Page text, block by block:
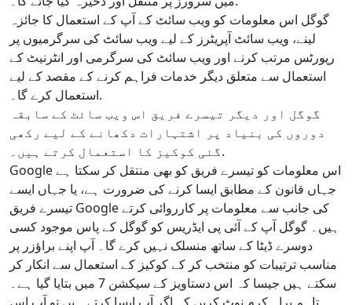
گوگل اس معلومات کو ویب سائٹ کے آپ کے استعمال کا جائزہ
لینے، ویب سائٹ آپریٹرز کے لیے ویب سائٹ کی سرگرمیوں پر
رپورٹس مرتب کرنے اور ویب سائٹ کی سرگرمی اور انٹرنیٹ کے
استعمال سے متعلق دیگر خدمات فراہم کرنے کے مقصد کے لیے
استعمال کرے گا۔.
گوگل اور دیگر تیسرے فریق اس ویب سائٹ کے سابقہ
دوروں کی بنیاد پر اشتہارات دکھانے کے لیے رکھی
گئی کوکیز کا استعمال کرتے ہیں۔.
Google اس معلومات کو تیسرے فریق کو بھی منتقل کر سکتا ہے
جہاں قانون کے مطابق ایسا کرنے کی ضرورت ہے، یا جہاں ایسے
تیسرے فریق Google کی جانب سے معلومات پر کارروائی کرتے
ہیں۔ گوگل آپ کے آئی پی ایڈریس کو گوگل کے پاس موجود کسی
دوسرے ڈیٹا کے ساتھ منسلک نہیں کرے گا۔ آپ اپنے براؤزر پر
مناسب ترتیبات کو منتخب کر کے کوکیز کے استعمال سے انکار کر
سکتے ہیں جیسا کہ اس دستاویز کے سیکشن 7 میں بتایا گیا ہے۔